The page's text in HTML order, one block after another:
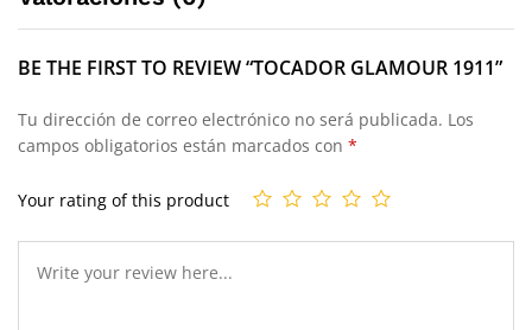
BE THE FIRST TO REVIEW “TOCADOR GLAMOUR 1911”
Tu dirección de correo electrónico no será publicada. Los
campos obligatorios están marcados con *
Your rating of this product